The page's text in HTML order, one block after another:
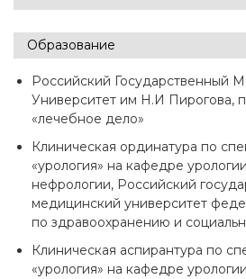
Образование
Российский Государственный
Университет им Н.И Пирогова,
«лечебное дело»
Клиническая ординатура по
«урология» на кафедре
нефрологии, Российский
медицинский университет
по здравоохранению и
Клиническая аспирантура по
«урология» на кафедре